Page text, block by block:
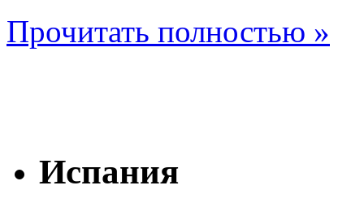
Прочитать полностью »
Испания